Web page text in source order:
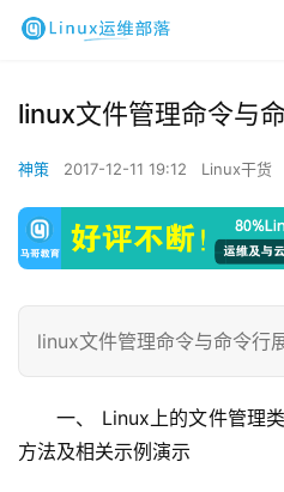
linux文件管理命令与
神策 2017-12-11 19:12 Linux干货
linux文件管理命令与命令行
一、 Linux上的文件管理
方法及相关示例演示